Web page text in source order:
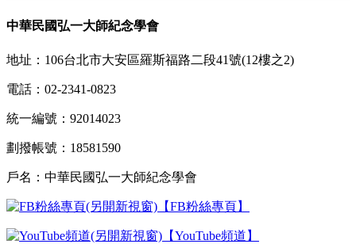
中華民國弘一大師紀念學會
地址：106台北市大安區羅斯福路二段41號(12樓之2)
電話：02-2341-0823
統一編號：92014023
劃撥帳號：18581590
戶名：中華民國弘一大師紀念學會
【FB粉絲專頁】
【YouTube頻道】